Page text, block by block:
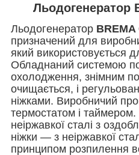
Льодогенератор
Льодогенератор BREMA
призначений для
який використовується
Обладнаний системою
охолодження, знімним
очищається, і
ніжками. Виробничий
термостатом і таймером.
неіржавкої сталі з
ніжки — з неіржавкої
принципом розпилення